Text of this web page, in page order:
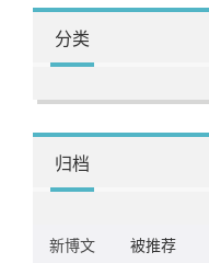
分类
归档
新博文 被推荐